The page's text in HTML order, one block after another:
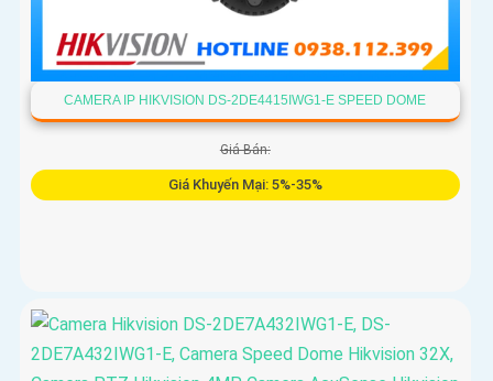
CAMERA IP HIKVISION DS-2DE4415IWG1-E SPEED DOME
Giá Bán:
Giá Khuyến Mại: 5%-35%